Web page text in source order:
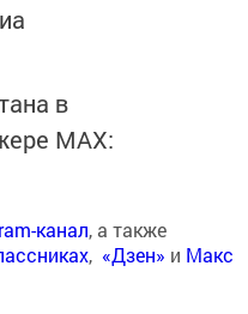
в
MАХ:
канал, а также
, «Дзен» и Макс